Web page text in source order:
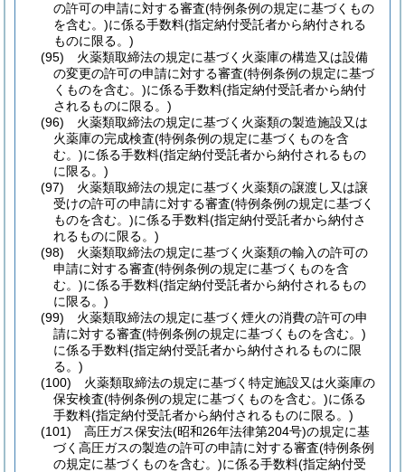
の許可の申請に対する審査(特例条例の規定に基づくもの
を含む。)に係る手数料(指定納付受託者から納付される
ものに限る。)
(95)
火薬類取締法の規定に基づく火薬庫の構造又は設備
の変更の許可の申請に対する審査(特例条例の規定に基づ
くものを含む。)に係る手数料(指定納付受託者から納付
されるものに限る。)
(96)
火薬類取締法の規定に基づく火薬類の製造施設又は
火薬庫の完成検査(特例条例の規定に基づくものを含
む。)に係る手数料(指定納付受託者から納付されるもの
に限る。)
(97)
火薬類取締法の規定に基づく火薬類の譲渡し又は譲
受けの許可の申請に対する審査(特例条例の規定に基づく
ものを含む。)に係る手数料(指定納付受託者から納付さ
れるものに限る。)
(98)
火薬類取締法の規定に基づく火薬類の輸入の許可の
申請に対する審査(特例条例の規定に基づくものを含
む。)に係る手数料(指定納付受託者から納付されるもの
に限る。)
(99)
火薬類取締法の規定に基づく煙火の消費の許可の申
請に対する審査(特例条例の規定に基づくものを含む。)
に係る手数料(指定納付受託者から納付されるものに限
る。)
(100)
火薬類取締法の規定に基づく特定施設又は火薬庫の
保安検査(特例条例の規定に基づくものを含む。)に係る
手数料(指定納付受託者から納付されるものに限る。)
(101)
高圧ガス保安法(昭和26年法律第204号)の規定に基
づく高圧ガスの製造の許可の申請に対する審査(特例条例
の規定に基づくものを含む。)に係る手数料(指定納付受